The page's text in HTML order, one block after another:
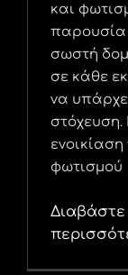
και
παρουσία
σωστή
σε κάθε
να
στόχευση.
φωτισμού
Διαβάστε